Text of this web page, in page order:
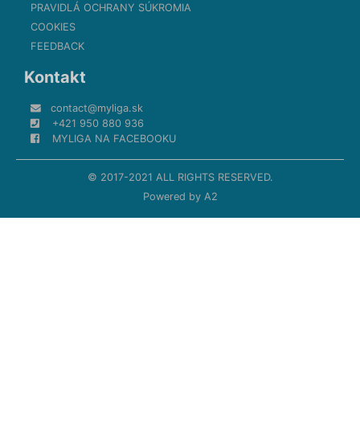
PRAVIDLÁ OCHRANY SÚKROMIA
COOKIES
FEEDBACK
Kontakt
contact@myliga.sk
+421 950 880 936
MYLIGA NA FACEBOOKU
© 2017-2021 ALL RIGHTS RESERVED.
Powered by A2